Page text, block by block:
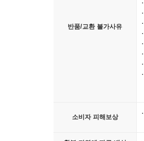
반품/교환 불가사유
소비자 피해보상